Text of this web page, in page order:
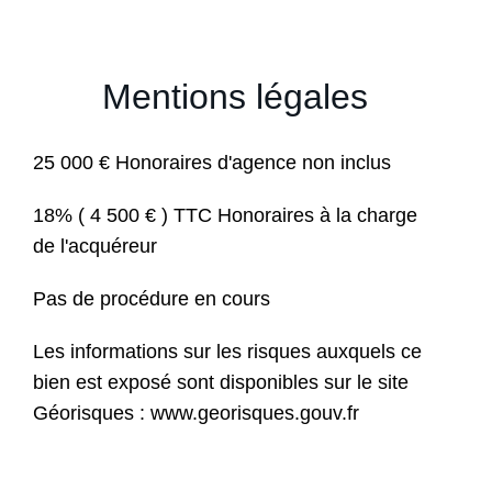
Mentions légales
25 000 € Honoraires d'agence non inclus
18% ( 4 500 € ) TTC Honoraires à la charge
de l'acquéreur
Pas de procédure en cours
Les informations sur les risques auxquels ce
bien est exposé sont disponibles sur le site
Géorisques : www.georisques.gouv.fr